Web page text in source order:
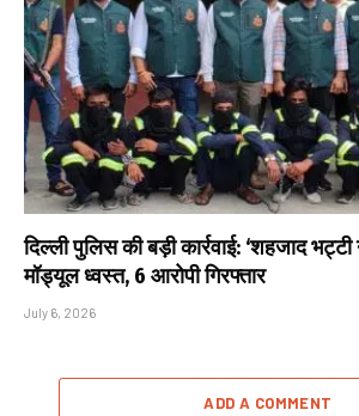
दिल्ली पुलिस की बड़ी कार्रवाई: ‘शहजाद
मॉड्यूल ध्वस्त, 6 आरोपी गिरफ्तार
July 6, 2026
ADD A COMMENT